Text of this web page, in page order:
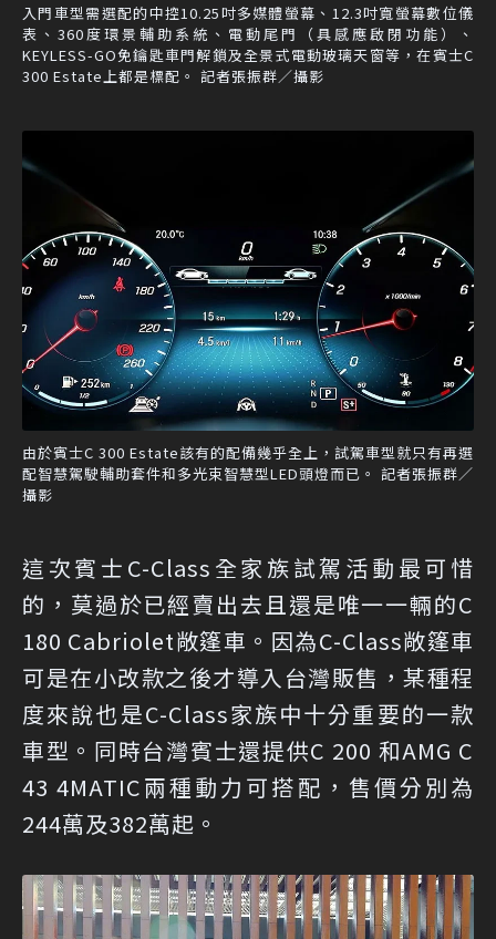
入門車型需選配的中控10.25吋多媒體螢幕、12.3吋寬螢幕數位儀
表、360度環景輔助系統、電動尾門（具感應啟閉功能）、
KEYLESS-GO免鑰匙車門解鎖及全景式電動玻璃天窗等，在賓士C
300 Estate上都是標配。 記者張振群／攝影
由於賓士C 300 Estate該有的配備幾乎全上，試駕車型就只有再選
配智慧駕駛輔助套件和多光束智慧型LED頭燈而已。 記者張振群／
攝影
這次賓士C-Class全家族試駕活動最可惜
的，莫過於已經賣出去且還是唯一一輛的C
180 Cabriolet敞篷車。因為C-Class敞篷車
可是在小改款之後才導入台灣販售，某種程
度來說也是C-Class家族中十分重要的一款
車型。同時台灣賓士還提供C 200 和AMG C
43 4MATIC兩種動力可搭配，售價分別為
244萬及382萬起。